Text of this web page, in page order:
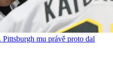
mu právě proto dal